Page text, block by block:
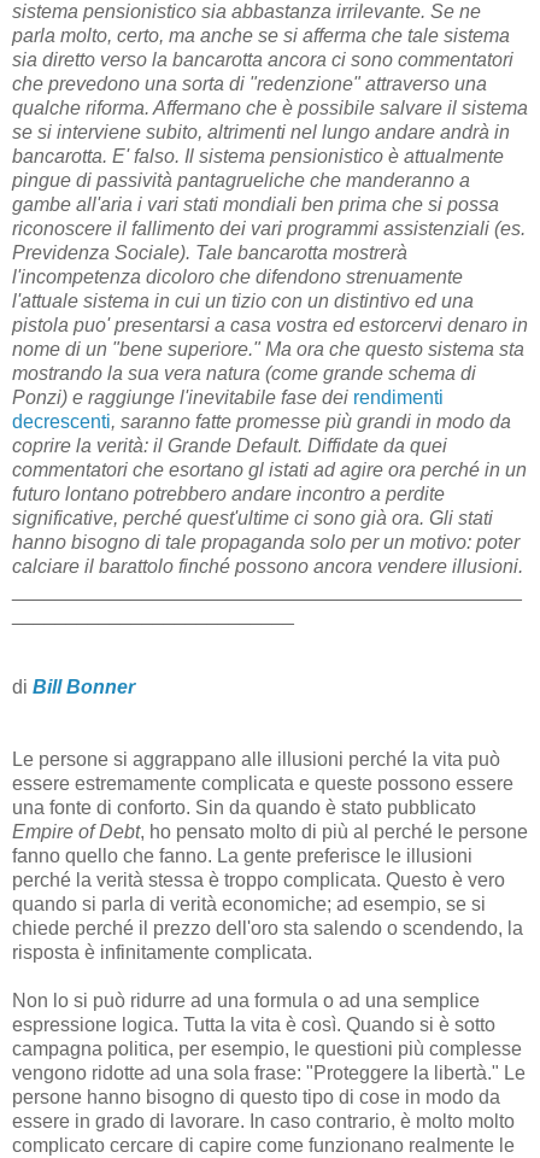
sistema pensionistico sia abbastanza irrilevante. Se ne
parla molto, certo, ma anche se si afferma che tale sistema
sia diretto verso la bancarotta ancora ci sono commentatori
che prevedono una sorta di "redenzione" attraverso una
qualche riforma. Affermano che è possibile salvare il sistema
se si interviene subito, altrimenti nel lungo andare andrà in
bancarotta. E' falso. Il sistema pensionistico è attualmente
pingue di passività pantagrueliche che manderanno a
gambe all'aria i vari stati mondiali ben prima che si possa
riconoscere il fallimento dei vari programmi assistenziali (es.
Previdenza Sociale). Tale bancarotta mostrerà
l'incompetenza dicoloro che difendono strenuamente
l'attuale sistema in cui un tizio con un distintivo ed una
pistola puo' presentarsi a casa vostra ed estorcervi denaro in
nome di un "bene superiore." Ma ora che questo sistema sta
mostrando la sua vera natura (come grande schema di
Ponzi) e raggiunge l'inevitabile fase dei rendimenti
decrescenti, saranno fatte promesse più grandi in modo da
coprire la verità: il Grande Default. Diffidate da quei
commentatori che esortano gl istati ad agire ora perché in un
futuro lontano potrebbero andare incontro a perdite
significative, perché quest'ultime ci sono già ora. Gli stati
hanno bisogno di tale propaganda solo per un motivo: poter
calciare il barattolo finché possono ancora vendere illusioni.
di Bill Bonner
Le persone si aggrappano alle illusioni perché la vita può
essere estremamente complicata e queste possono essere
una fonte di conforto. Sin da quando è stato pubblicato
Empire of Debt, ho pensato molto di più al perché le persone
fanno quello che fanno. La gente preferisce le illusioni
perché la verità stessa è troppo complicata. Questo è vero
quando si parla di verità economiche; ad esempio, se si
chiede perché il prezzo dell'oro sta salendo o scendendo, la
risposta è infinitamente complicata.
Non lo si può ridurre ad una formula o ad una semplice
espressione logica. Tutta la vita è così. Quando si è sotto
campagna politica, per esempio, le questioni più complesse
vengono ridotte ad una sola frase: "Proteggere la libertà." Le
persone hanno bisogno di questo tipo di cose in modo da
essere in grado di lavorare. In caso contrario, è molto molto
complicato cercare di capire come funzionano realmente le